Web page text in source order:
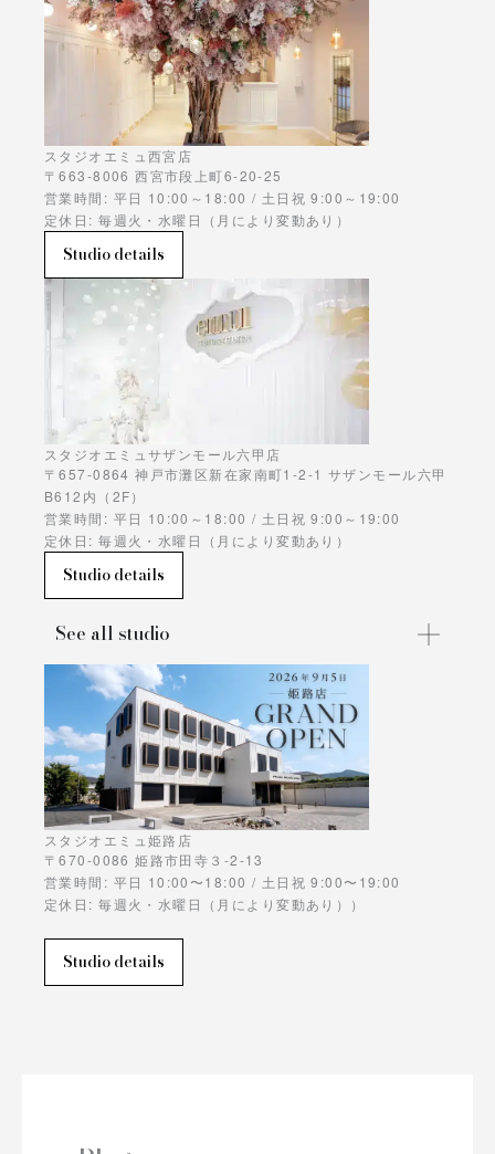
スタジオエミュ西宮店
〒663-8006 西宮市段上町6-20-25
営業時間: 平日 10:00～18:00 / 土日祝 9:00～19:00
定休日: 毎週火・水曜日（月により変動あり）
Studio details
スタジオエミュサザンモール六甲店
〒657-0864 神戸市灘区新在家南町1-2-1 サザンモール六甲
B612内（2F）
営業時間: 平日 10:00～18:00 / 土日祝 9:00～19:00
定休日: 毎週火・水曜日（月により変動あり）
Studio details
See all studio
スタジオエミュ姫路店
〒670-0086 姫路市田寺３-2-13
営業時間: 平日 10:00〜18:00 / 土日祝 9:00〜19:00
定休日: 毎週火・水曜日（月により変動あり））
Studio details